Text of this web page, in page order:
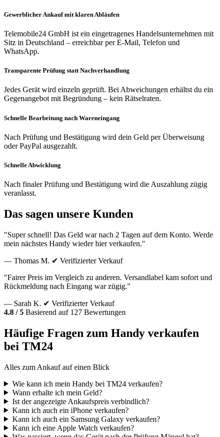
Gewerblicher Ankauf mit klaren Abläufen
Telemobile24 GmbH ist ein eingetragenes Handelsunternehmen mit
Sitz in Deutschland – erreichbar per E-Mail, Telefon und
WhatsApp.
Transparente Prüfung statt Nachverhandlung
Jedes Gerät wird einzeln geprüft. Bei Abweichungen erhältst du ein
Gegenangebot mit Begründung – kein Rätselraten.
Schnelle Bearbeitung nach Wareneingang
Nach Prüfung und Bestätigung wird dein Geld per Überweisung
oder PayPal ausgezahlt.
Schnelle Abwicklung
Nach finaler Prüfung und Bestätigung wird die Auszahlung zügig
veranlasst.
Das sagen unsere Kunden
"Super schnell! Das Geld war nach 2 Tagen auf dem Konto. Werde
mein nächstes Handy wieder hier verkaufen."
— Thomas M. ✔ Verifizierter Verkauf
"Fairer Preis im Vergleich zu anderen. Versandlabel kam sofort und
Rückmeldung nach Eingang war zügig."
— Sarah K. ✔ Verifizierter Verkauf
4.8 / 5 Basierend auf 127 Bewertungen
Häufige Fragen zum Handy verkaufen
bei TM24
Alles zum Ankauf auf einen Blick
Wie kann ich mein Handy bei TM24 verkaufen?
Wann erhalte ich mein Geld?
Ist der angezeigte Ankaufspreis verbindlich?
Kann ich auch ein iPhone verkaufen?
Kann ich auch ein Samsung Galaxy verkaufen?
Kann ich eine Apple Watch verkaufen?